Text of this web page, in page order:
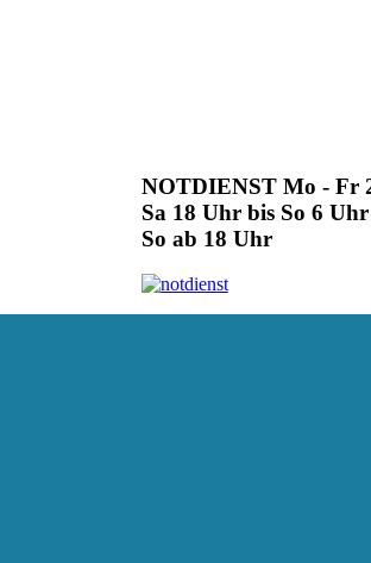
NOTDIENST Mo - Fr
Sa 18 Uhr bis So 6 Uhr
So ab 18 Uhr